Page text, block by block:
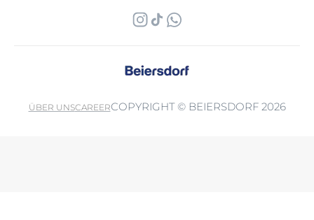
ÜBER UNSCAREERCOPYRIGHT © BEIERSDORF 2026